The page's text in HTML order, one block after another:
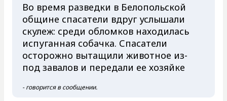
Во время разведки в Белопольской
общине спасатели вдруг услышали
скулеж: среди обломков находилась
испуганная собачка. Спасатели
осторожно вытащили животное из-
под завалов и передали ее хозяйке
- говорится в сообщении.